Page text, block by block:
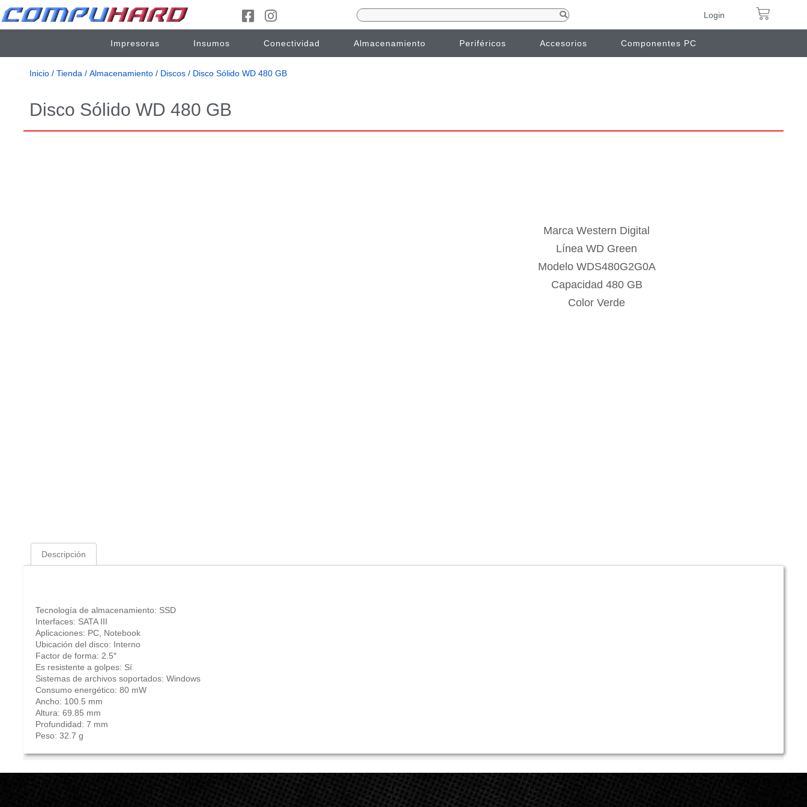
Login
Impresoras Insumos Conectividad Almacenamiento Periféricos Accesorios Componentes PC
Inicio / Tienda / Almacenamiento / Discos / Disco Sólido WD 480 GB
Disco Sólido WD 480 GB
Marca Western Digital
Línea WD Green
Modelo WDS480G2G0A
Capacidad 480 GB
Color Verde
Descripción
Tecnología de almacenamiento: SSD
Interfaces: SATA III
Aplicaciones: PC, Notebook
Ubicación del disco: Interno
Factor de forma: 2.5″
Es resistente a golpes: Sí
Sistemas de archivos soportados: Windows
Consumo energético: 80 mW
Ancho: 100.5 mm
Altura: 69.85 mm
Profundidad: 7 mm
Peso: 32.7 g